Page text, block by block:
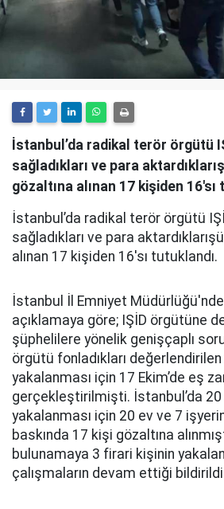
İstanbul’da radikal terör örgütü
sağladıkları ve para
gözaltına alınan 17 kişiden 16'sı
İstanbul’da radikal terör örgütü
sağladıkları ve para
alınan 17 kişiden 16'sı tutuklandı.
İstanbul İl Emniyet
açıklamaya göre; IŞİD örgütüne
şüphelilere yönelik genişçaplı
örgütü fonladıkları
yakalanması için 17 Ekim’de eş
gerçekleştirilmişti. İstanbul’da 20
yakalanması için 20 ev ve 7
baskında 17 kişi gözaltına
bulunamaya 3 firari kişinin
çalışmaların devam ettiği